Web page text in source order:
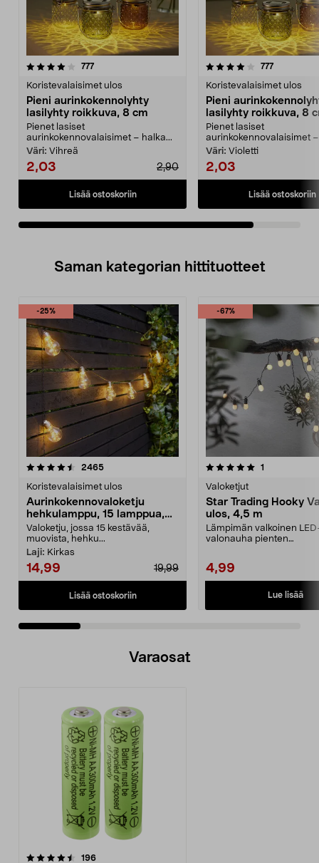
777arvostelut
Koristevalaisimet ulos
Pieni aurinkokennolyhty
lasilyhty roikkuva, 8 cm
Pienet lasiset
aurinkokennovalaisimet – halka...
Väri: Vihreä
2,90
2,03
Lisää ostoskoriin
4.0viidestä
777arvostelut
Koristevalaisimet ulos
Pieni
lasilyhty roikkuva, 8
Pienet lasiset
aurinkokennovalaisimet
Väri: Violetti
2,03
Lisää ostoskoriin
Saman kategorian hittituotteet
-25%
2465arvostelut
Koristevalaisimet ulos
Aurinkokennovaloketju
hehkulamppu, 15 lamppua,
7,2 m
Valoketju, jossa 15 kestävää,
muovista, hehku...
Laji: Kirkas
14,99 19,99
Lisää ostoskoriin
-67%
5.0 viidestä
1
Valoketjut
Star Trading Hooky
ulos, 4,5 m
Lämpimän valkoinen
valonauha pienten
4,99
Lue lisää
4.5 viidestä
Varaosat
196arvostelut